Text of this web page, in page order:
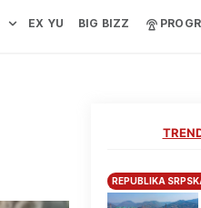
EX YU BIG BIZZ
REPUBLIKA